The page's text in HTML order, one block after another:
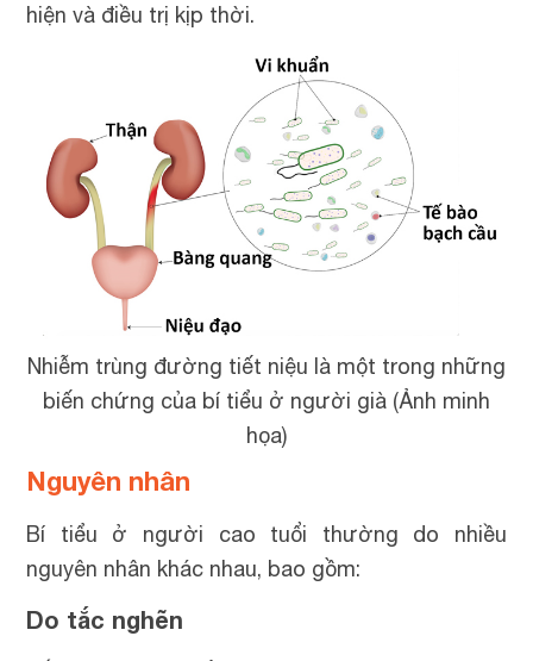
hiện và điều trị kịp thời.
Nhiễm trùng đường tiết niệu là một trong những
biến chứng của bí tiểu ở người già (Ảnh minh
họa)
Nguyên nhân
Bí tiểu ở người cao tuổi thường do nhiều
nguyên nhân khác nhau, bao gồm:
Do tắc nghẽn